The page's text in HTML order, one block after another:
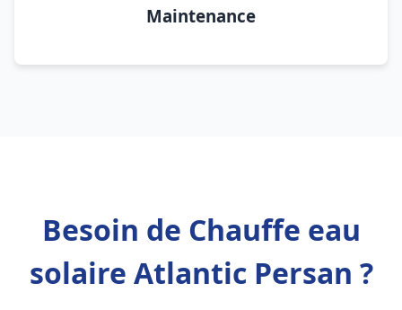
Maintenance
Besoin de Chauffe eau
solaire Atlantic Persan ?